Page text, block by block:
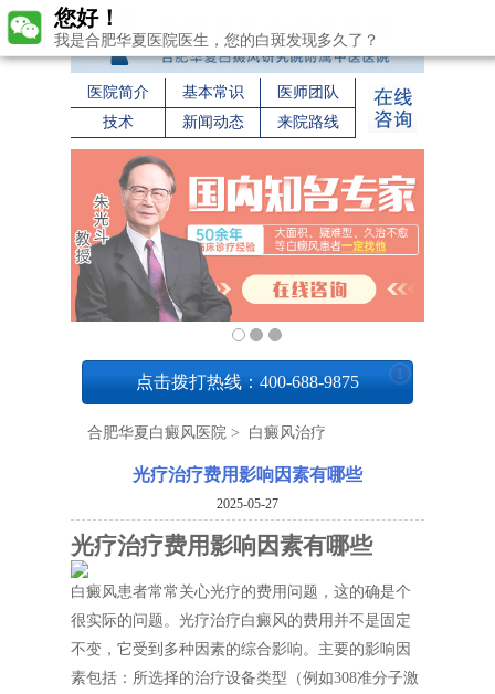
医院简介 基本常识
医师团队
技术
新闻动态 来院路线
点击拨打热线：400-688-9875
合肥华夏白癜风医院 > 白癜风治疗
光疗治疗费用影响因素有哪些
2025-05-27
光疗治疗费用影响因素有哪些
白癜风患者常常关心光疗的费用问题，这的确是个
很实际的问题。光疗治疗白癜风的费用并不是固定
不变，它受到多种因素的综合影响。主要的影响因
素包括：所选择的治疗设备类型（例如308准分子激
您好！
我是合肥华夏医院医生，您的白斑发现多久了？